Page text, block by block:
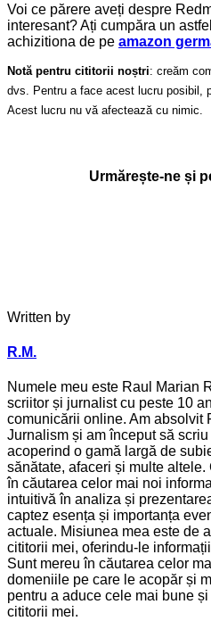
Voi ce părere aveți despre
interesant? Ați cumpăra un
achizitiona de pe amazon
Notă pentru cititorii noștri: creăm
dvs. Pentru a face acest lucru posibil,
Acest lucru nu vă afectează cu nimic.
Urmărește-ne și
Written by
R.M.
Numele meu este Raul Marian
scriitor și jurnalist cu peste 10
comunicării online. Am absolvit
Jurnalism și am început să
acoperind o gamă largă de
sănătate, afaceri și multe
în căutarea celor mai noi
intuitivă în analiza și
captez esența și importanța
actuale. Misiunea mea este de
cititorii mei, oferindu-le
Sunt mereu în căutarea celor
domeniile pe care le acopăr și
pentru a aduce cele mai bune
cititorii mei.